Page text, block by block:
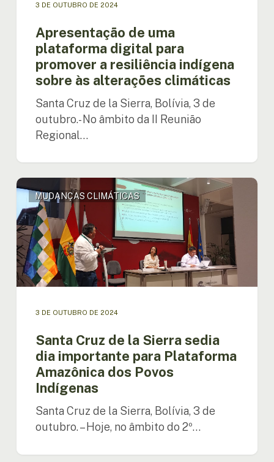
3 DE OUTUBRO DE 2024
Apresentação de uma
plataforma digital para
promover a resiliência indígena
sobre às alterações climáticas
Santa Cruz de la Sierra, Bolívia, 3 de
outubro.- No âmbito da II Reunião
Regional…
Santa
de
la
Sierra
sedia
dia
importante
Amazônica
Povos
Indígenas
MUDANÇAS CLIMÁTICAS
3 DE OUTUBRO DE 2024
Santa Cruz de la Sierra sedia
dia importante para Plataforma
Amazônica dos Povos
Indígenas
Santa Cruz de la Sierra, Bolívia, 3 de
outubro. – Hoje, no âmbito do 2º…